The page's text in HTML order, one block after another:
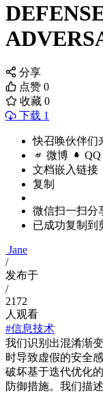
分享
点赞 0
收藏 0
下载 1
快召唤伙伴们
微博 QQ
文档嵌入链接
复制
微信扫一扫分
已成功复制到
Jane
/
发布于
/
2172
人观看
#信息技术
我们识别出混淆渐
时导致虚假的安全
破坏基于迭代优化
防御措施。我们描